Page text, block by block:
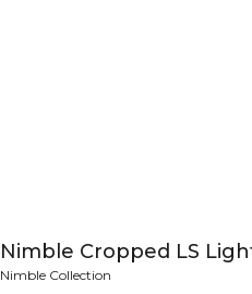
Nimble Cropped LS
Nimble Collection